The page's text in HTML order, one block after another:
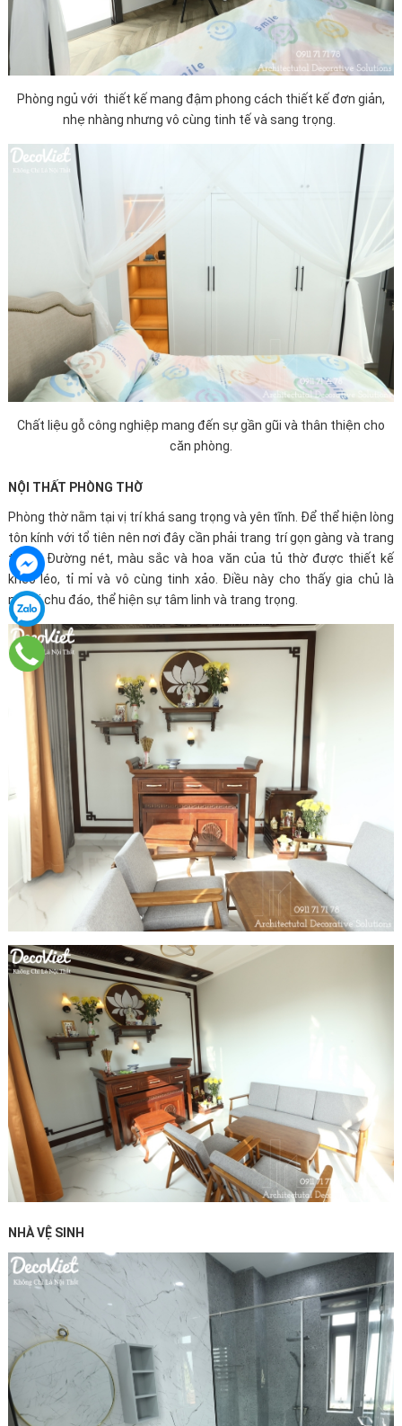
Phòng ngủ với thiết kế mang đậm phong cách thiết kế đơn giản,
nhẹ nhàng nhưng vô cùng tinh tế và sang trọng.
Chất liệu gỗ công nghiệp mang đến sự gần gũi và thân thiện cho
căn phòng.
NỘI THẤT PHÒNG THỜ
Phòng thờ nằm tại vị trí khá sang trọng và yên tĩnh. Để thể hiện lòng
tôn kính với tổ tiên nên nơi đây cần phải trang trí gọn gàng và trang
trọng. Đường nét, màu sắc và hoa văn của tủ thờ được thiết kế
khéo léo, tỉ mỉ và vô cùng tinh xảo. Điều này cho thấy gia chủ là
người chu đáo, thể hiện sự tâm linh và trang trọng.
NHÀ VỆ SINH